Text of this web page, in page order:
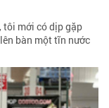
tôi mới có dịp gặp
bàn một tĩn nước